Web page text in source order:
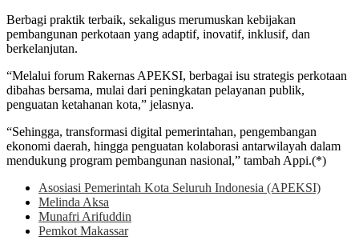
Berbagi praktik terbaik, sekaligus merumuskan kebijakan
pembangunan perkotaan yang adaptif, inovatif, inklusif, dan
berkelanjutan.
“Melalui forum Rakernas APEKSI, berbagai isu strategis perkotaan
dibahas bersama, mulai dari peningkatan pelayanan publik,
penguatan ketahanan kota,” jelasnya.
“Sehingga, transformasi digital pemerintahan, pengembangan
ekonomi daerah, hingga penguatan kolaborasi antarwilayah dalam
mendukung program pembangunan nasional,” tambah Appi.(*)
Asosiasi Pemerintah Kota Seluruh Indonesia (APEKSI)
Melinda Aksa
Munafri Arifuddin
Pemkot Makassar